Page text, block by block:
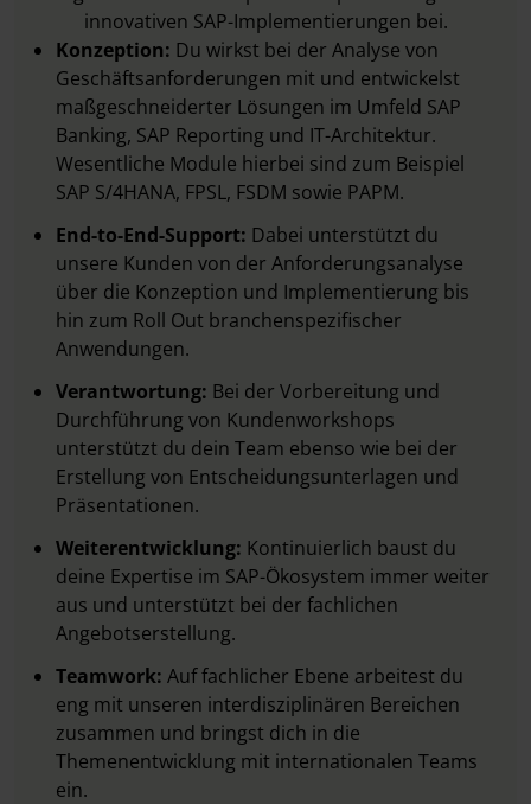
innovativen SAP-Implementierungen bei.
Konzeption: Du wirkst bei der Analyse von
Geschäftsanforderungen mit und entwickelst
maßgeschneiderter Lösungen im Umfeld SAP
Banking, SAP Reporting und IT-Architektur.
Wesentliche Module hierbei sind zum Beispiel
SAP S/4HANA, FPSL, FSDM sowie PAPM.
End-to-End-Support: Dabei unterstützt du
unsere Kunden von der Anforderungsanalyse
über die Konzeption und Implementierung bis
hin zum Roll Out branchenspezifischer
Anwendungen.
Verantwortung: Bei der Vorbereitung und
Durchführung von Kundenworkshops
unterstützt du dein Team ebenso wie bei der
Erstellung von Entscheidungsunterlagen und
Präsentationen.
Weiterentwicklung: Kontinuierlich baust du
deine Expertise im SAP-Ökosystem immer weiter
aus und unterstützt bei der fachlichen
Angebotserstellung.
Teamwork: Auf fachlicher Ebene arbeitest du
eng mit unseren interdisziplinären Bereichen
zusammen und bringst dich in die
Themenentwicklung mit internationalen Teams
ein.